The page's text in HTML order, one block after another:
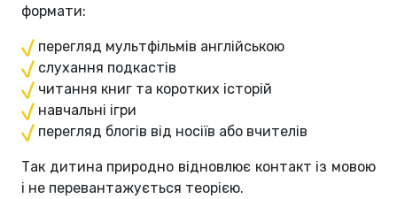
формати:
перегляд мультфільмів англійською
слухання подкастів
читання книг та коротких історій
навчальні ігри
перегляд блогів від носіїв або вчителів
Так дитина природно відновлює контакт із мовою
і не перевантажується теорією.